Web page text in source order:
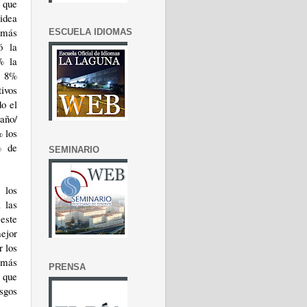
la
la
8%
el
los
de
los
las
los
ESCUELA IDIOMAS
SEMINARIO
PRENSA